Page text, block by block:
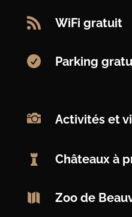
 WiFi gratuit
 Parking
 Activités et
 Châteaux à
 Zoo de